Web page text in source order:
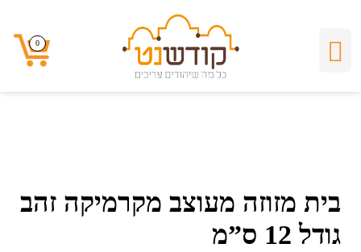
0
בית מזוזה מעוצב מקרמיקה זהב
גודל 12 ס”מ
0